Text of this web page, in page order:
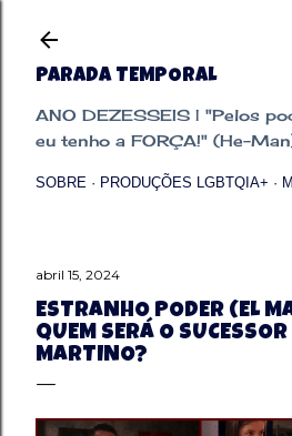
PARADA TEMPORAL
ANO DEZESSEIS | "Pelos
eu tenho a FORÇA!" (He-
SOBRE PRODUÇÕES LGBTQIA+
abril 15, 2024
ESTRANHO PODER (EL
QUEM SERÁ O
MARTINO?